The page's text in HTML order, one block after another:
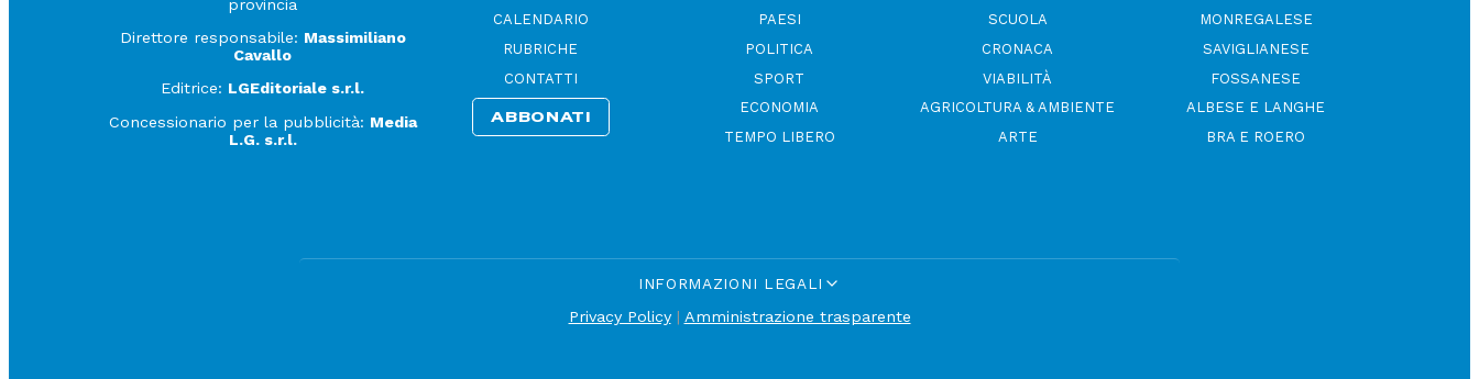
provincia
Direttore responsabile: Massimiliano
Cavallo
Editrice: LGEditoriale s.r.l.
Concessionario per la pubblicità: Media
L.G. s.r.l.
CALENDARIO
RUBRICHE
CONTATTI
ABBONATI
PAESI
POLITICA
SPORT
ECONOMIA
TEMPO LIBERO
SCUOLA
CRONACA
VIABILITÀ
AGRICOLTURA & AMBIENTE
ARTE
MONREGALESE
SAVIGLIANESE
FOSSANESE
ALBESE E LANGHE
BRA E ROERO
INFORMAZIONI LEGALI
Privacy Policy| Amministrazione trasparente